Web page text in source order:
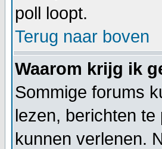
poll loopt.
Terug naar boven
Waarom krijg ik
Sommige forums
lezen, berichten
kunnen verlenen.